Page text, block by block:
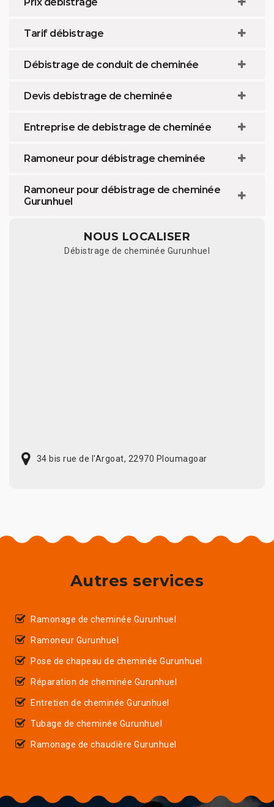
Tarif débistrage
Débistrage de conduit de cheminée
Devis debistrage de cheminée
Entreprise de debistrage de cheminée
Ramoneur pour débistrage cheminée
Ramoneur pour débistrage de cheminée
Gurunhuel
NOUS LOCALISER
Débistrage de cheminée Gurunhuel
34 bis rue de l'Argoat, 22970 Ploumagoar
Autres services
Ramonage de cheminée Gurunhuel
Ramoneur Gurunhuel
Pose de chapeau de cheminée Gurunhuel
Réparation de cheminée Gurunhuel
Entretien de cheminée Gurunhuel
Tubage de cheminée Gurunhuel
Ramonage de chaudière Gurunhuel